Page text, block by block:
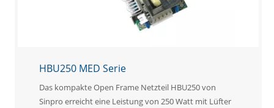
HBU250 MED Serie
Das kompakte Open Frame Netzteil HBU250 von
Sinpro erreicht eine Leistung von 250 Watt mit Lüfter